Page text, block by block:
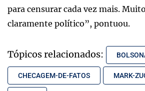
para censurar cada vez mais.
claramente político”, pontuou.
Tópicos relacionados:
CHECAGEM-DE-FATOS MARK-